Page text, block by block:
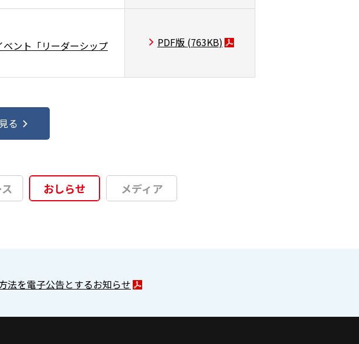
ント「リーダーシップ
PDF版 (763KB)
る
おしらせ メディア
法を電子公告とするお知らせ